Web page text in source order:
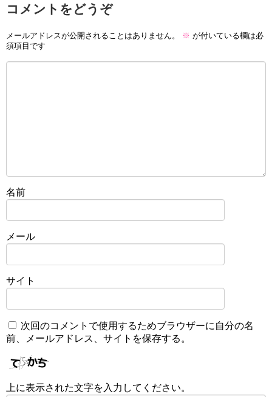
コメントをどうぞ
メールアドレスが公開されることはありません。 ※ が付いている欄は必
須項目です
名前
メール
サイト
次回のコメントで使用するためブラウザーに自分の名
前、メールアドレス、サイトを保存する。
上に表示された文字を入力してください。